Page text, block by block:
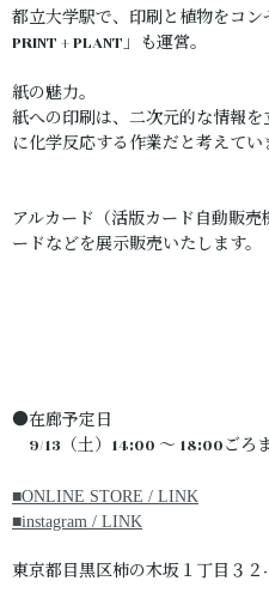
都立大学駅で、印刷と植物をコ
PRINT + PLANT」も運営。
紙の魅力。
紙への印刷は、二次元的な情報
に化学反応する作業だと考えてい
アルカード（活版カード自動販
ードなどを展示販売いたします。
●在廊予定日
9/13（土）14:00 ～ 18:00ごろ
■ONLINE STORE / LINK
■instagram / LINK
東京都目黒区柿の木坂１丁目３２-